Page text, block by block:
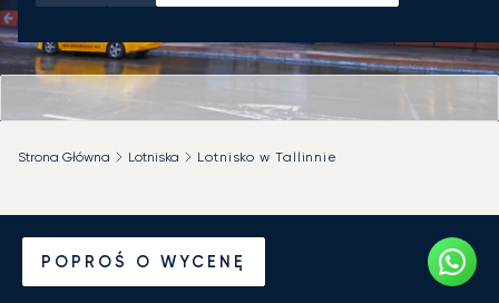
POPROŚ O WYCENĘ
Strona Główna Lotniska Lotnisko w Tallinnie
Prywatny odrzutowiec na
Lotnisko w Tallinnie (TLL)